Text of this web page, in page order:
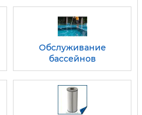
Обслуживание
бассейнов